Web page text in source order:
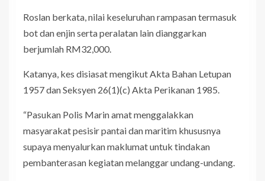
Roslan berkata, nilai keseluruhan rampasan termasuk
bot dan enjin serta peralatan lain dianggarkan
berjumlah RM32,000.
Katanya, kes disiasat mengikut Akta Bahan Letupan
1957 dan Seksyen 26(1)(c) Akta Perikanan 1985.
“Pasukan Polis Marin amat menggalakkan
masyarakat pesisir pantai dan maritim khususnya
supaya menyalurkan maklumat untuk tindakan
pembanterasan kegiatan melanggar undang-undang.